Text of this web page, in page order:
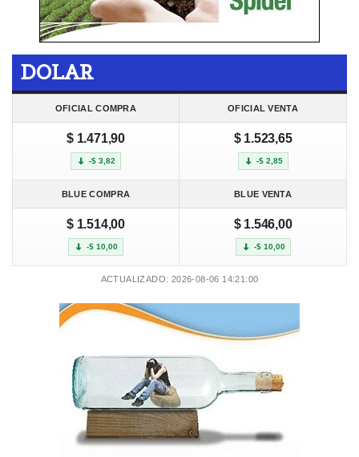
DOLAR
OFICIAL COMPRA OFICIAL VENTA
$ 1.471,90
-$ 3,82
$ 1.523,65
-$ 2,85
BLUE COMPRA BLUE VENTA
$ 1.514,00
-$ 10,00
$ 1.546,00
-$ 10,00
ACTUALIZADO: 2026-08-06 14:21:00